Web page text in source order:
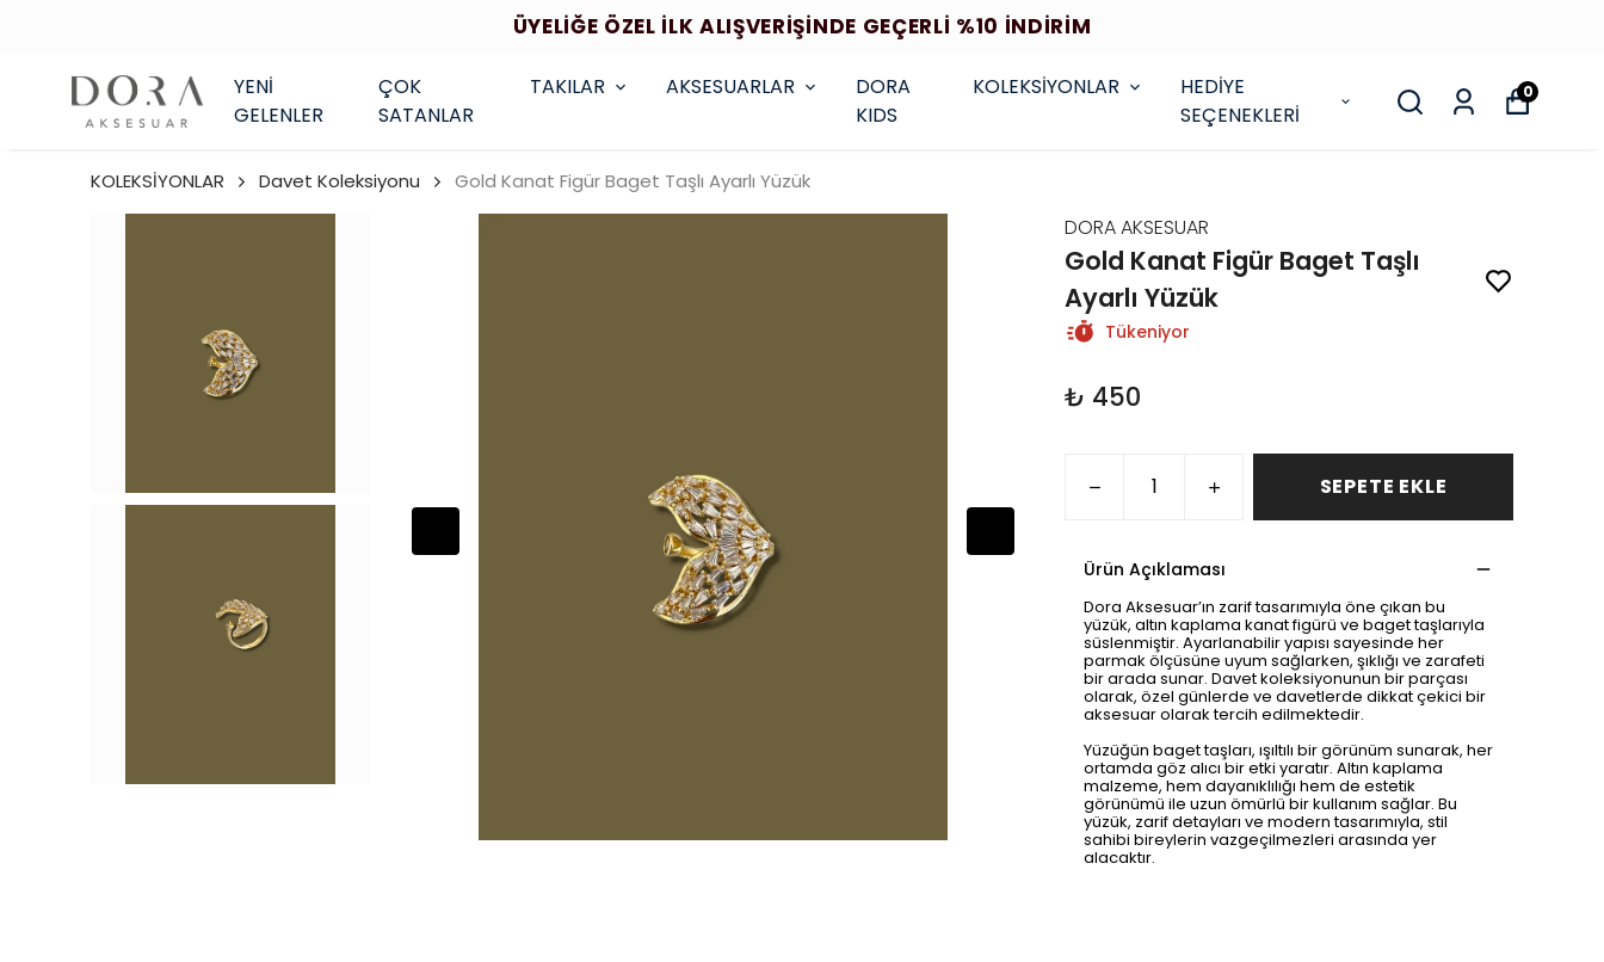
ÜYELİĞE ÖZEL İLK ALIŞVERİŞİNDE GEÇERLİ %10 İNDİRİM
YENİ
GELENLER
ÇOK
SATANLAR
TAKILAR AKSESUARLAR
DORA
KIDS
KOLEKSİYONLAR
HEDİYE
SEÇENEKLERİ
0
KOLEKSİYONLAR Davet Koleksiyonu Gold Kanat Figür Baget Taşlı Ayarlı Yüzük
DORA AKSESUAR
Gold Kanat Figür Baget Taşlı
Ayarlı Yüzük
Tükeniyor
₺ 450
SEPETE EKLE
Ürün Açıklaması
Dora Aksesuar’ın zarif tasarımıyla öne çıkan bu
yüzük, altın kaplama kanat figürü ve baget taşlarıyla
süslenmiştir. Ayarlanabilir yapısı sayesinde her
parmak ölçüsüne uyum sağlarken, şıklığı ve zarafeti
bir arada sunar. Davet koleksiyonunun bir parçası
olarak, özel günlerde ve davetlerde dikkat çekici bir
aksesuar olarak tercih edilmektedir.
Yüzüğün baget taşları, ışıltılı bir görünüm sunarak, her
ortamda göz alıcı bir etki yaratır. Altın kaplama
malzeme, hem dayanıklılığı hem de estetik
görünümü ile uzun ömürlü bir kullanım sağlar. Bu
yüzük, zarif detayları ve modern tasarımıyla, stil
sahibi bireylerin vazgeçilmezleri arasında yer
alacaktır.